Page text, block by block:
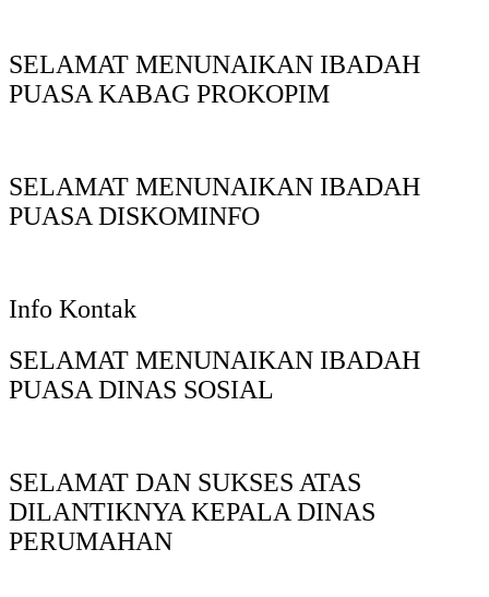
SELAMAT MENUNAIKAN IBADAH
PUASA KABAG PROKOPIM
SELAMAT MENUNAIKAN IBADAH
PUASA DISKOMINFO
Info Kontak
SELAMAT MENUNAIKAN IBADAH
PUASA DINAS SOSIAL
SELAMAT DAN SUKSES ATAS
DILANTIKNYA KEPALA DINAS
PERUMAHAN